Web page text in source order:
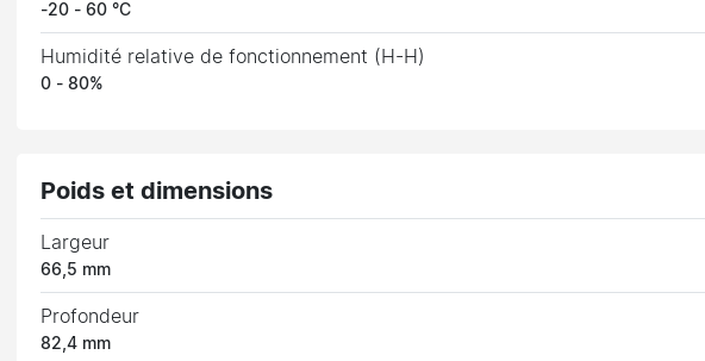
-20 - 60 °C
Humidité relative de fonctionnement (H-H)
0 - 80%
Poids et dimensions
Largeur
66,5 mm
Profondeur
82,4 mm